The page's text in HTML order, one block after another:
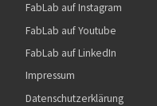
FabLab auf Instagram
FabLab auf Youtube
FabLab auf LinkedIn
Impressum
Datenschutzerklärung